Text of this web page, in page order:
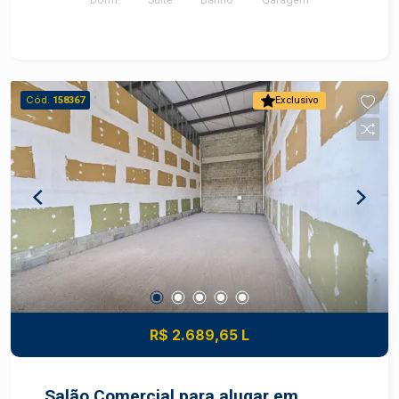
Exclusivo
Cód. 158367
R$ 2.689,65 L